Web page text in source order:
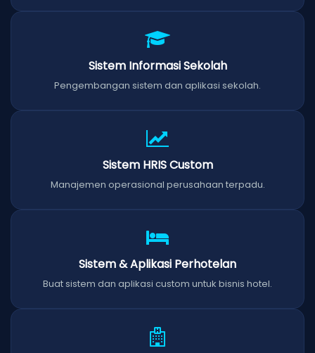
Sistem Informasi Sekolah
Pengembangan sistem dan aplikasi sekolah.
Sistem HRIS Custom
Manajemen operasional perusahaan terpadu.
Sistem & Aplikasi Perhotelan
Buat sistem dan aplikasi custom untuk bisnis hotel.